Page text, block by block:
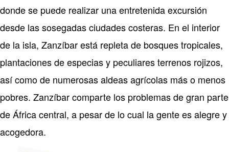
donde se puede realizar una entretenida excursión
desde las sosegadas ciudades costeras. En el interior
de la isla, Zanzíbar está repleta de bosques tropicales,
plantaciones de especias y peculiares terrenos rojizos,
así como de numerosas aldeas agrícolas más o menos
pobres. Zanzíbar comparte los problemas de gran parte
de África central, a pesar de lo cual la gente es alegre y
acogedora.